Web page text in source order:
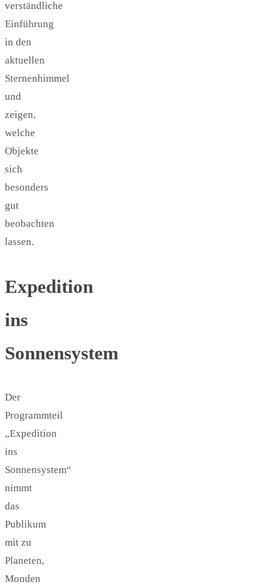
verständliche
Einführung
in den
aktuellen
Sternenhimmel
und
zeigen,
welche
Objekte
sich
besonders
gut
beobachten
lassen.
Expedition
ins
Sonnensystem
Der
Programmteil
„Expedition
ins
Sonnensystem“
nimmt
das
Publikum
mit zu
Planeten,
Monden